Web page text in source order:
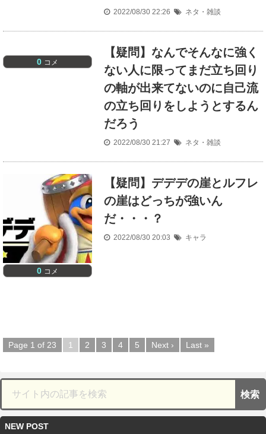
2022/08/30 22:26 ネタ・雑談
0 コメ
【疑問】なんでそんなに強く
ない人に限ってまだ立ち回り
の軸が出来てないのに自己流
の立ち回りをしようとするん
だろう
2022/08/30 21:27 ネタ・雑談
0 コメ
【疑問】デデデの崖とルフレ
の崖はどっちが強いん
だ・・・？
2022/08/30 20:03 キャラ
Page 1 of 23 1 2 3 4 5 Next › Last »
NEW POST